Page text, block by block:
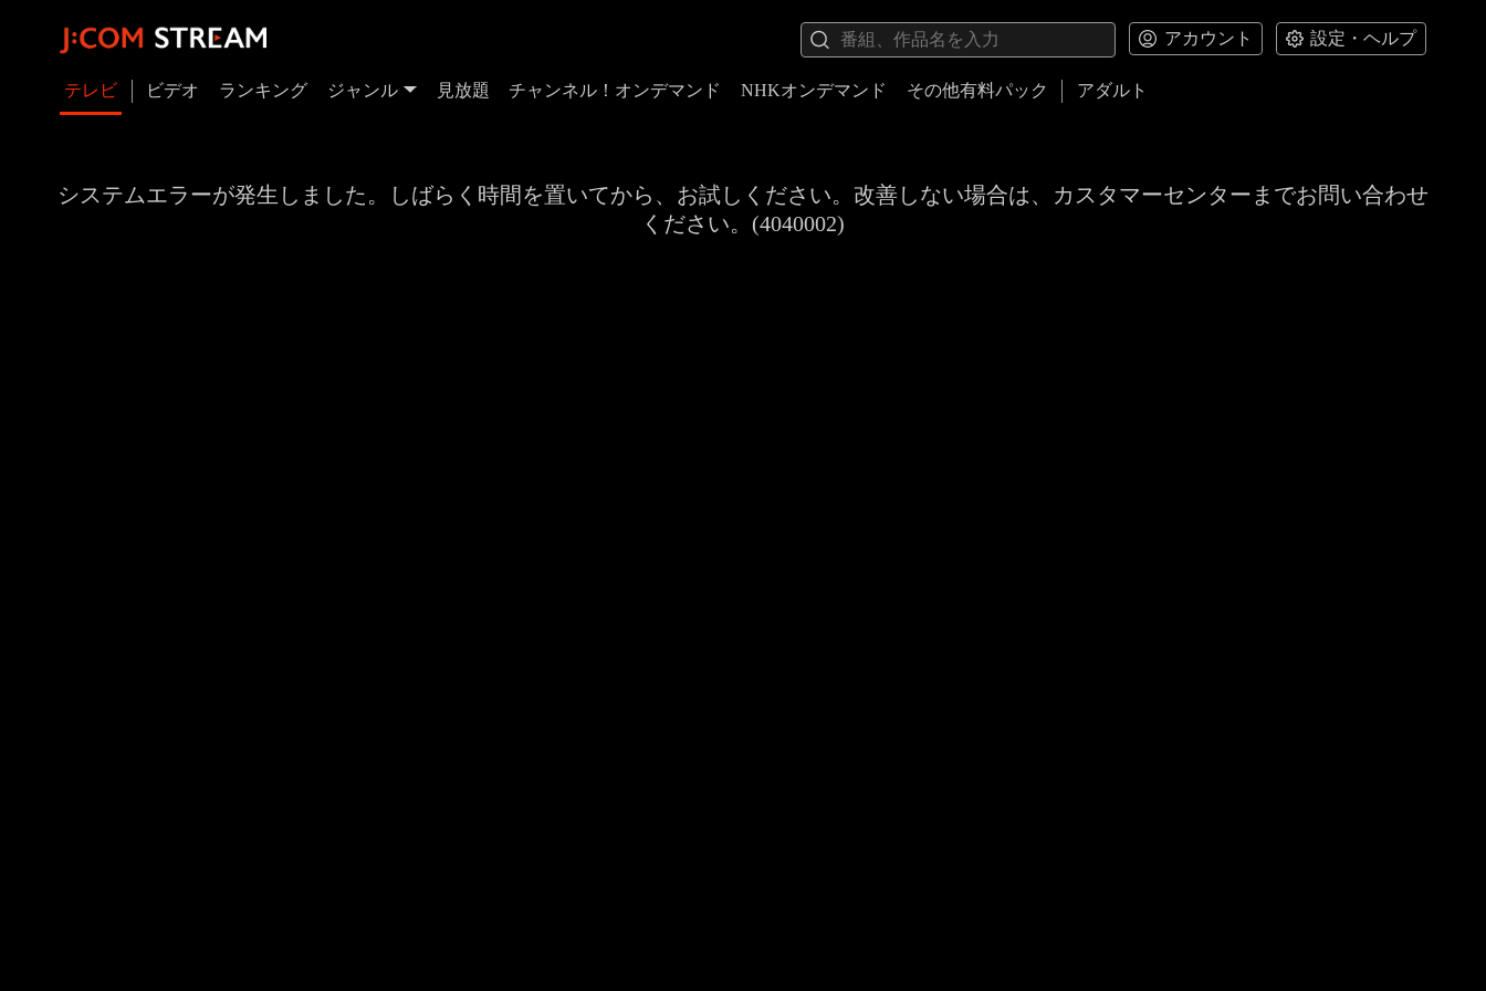
アカウント 設定・ヘルプ
テレビ ビデオ ランキング ジャンル 見放題 チャンネル！オンデマンド NHKオンデマンド その他有料パック アダルト
システムエラーが発生しました。しばらく時間を置いてから、お試しください。改善しない場合は、カスタマーセンターまでお問い合わせ
ください。(4040002)